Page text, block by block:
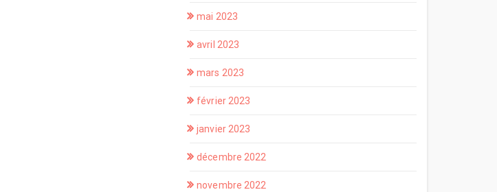
mai 2023
avril 2023
mars 2023
février 2023
janvier 2023
décembre 2022
novembre 2022